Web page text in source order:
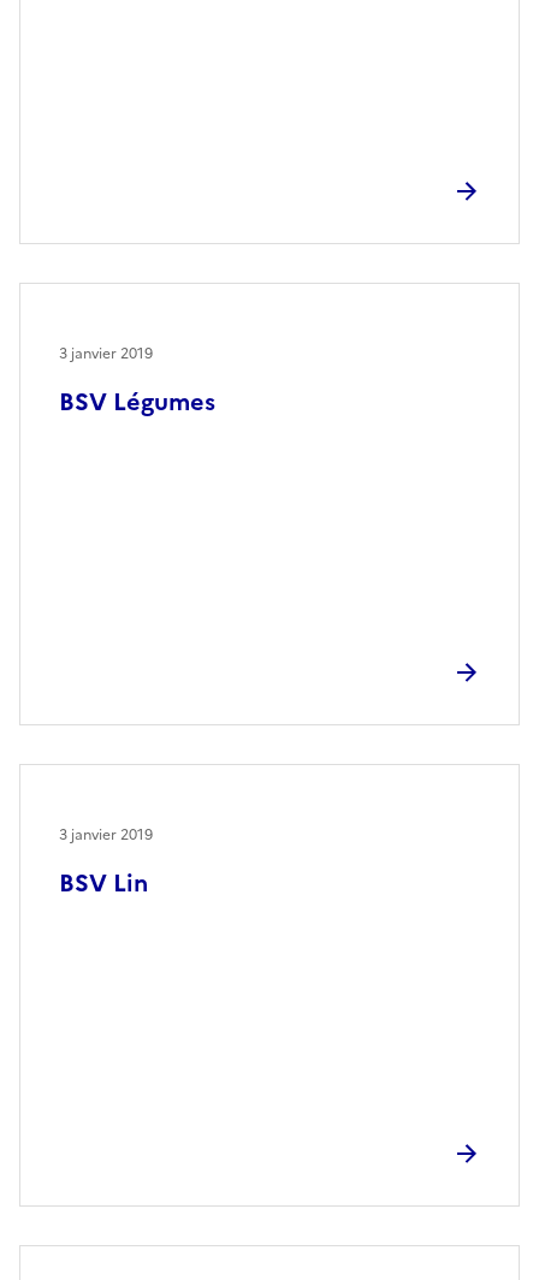
BSV Légumes
3 janvier 2019
BSV Lin
3 janvier 2019